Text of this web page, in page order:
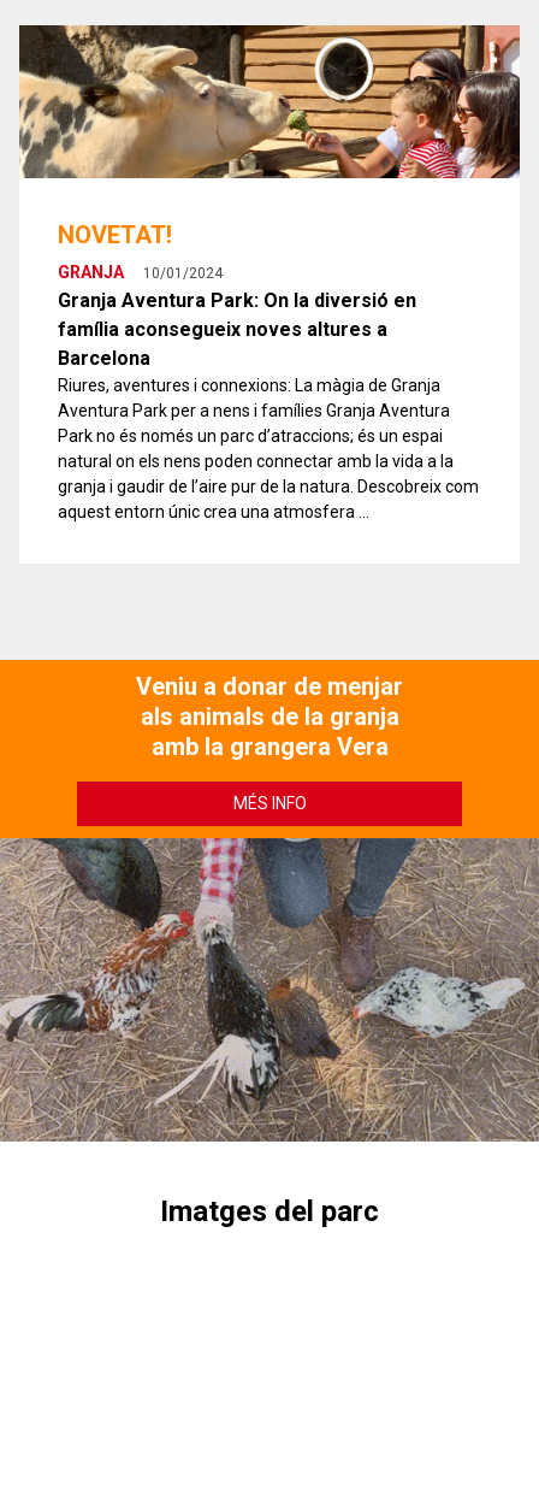
NOVETAT!
GRANJA 10/01/2024
Granja Aventura Park: On la diversió en
família aconsegueix noves altures a
Barcelona
Riures, aventures i connexions: La màgia de Granja
Aventura Park per a nens i famílies Granja Aventura
Park no és només un parc d’atraccions; és un espai
natural on els nens poden connectar amb la vida a la
granja i gaudir de l’aire pur de la natura. Descobreix com
aquest entorn únic crea una atmosfera …
Veniu a donar de menjar
als animals de la granja
amb la grangera Vera
MÉS INFO
Imatges del parc